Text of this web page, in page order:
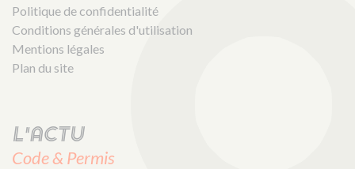
Politique de confidentialité
Conditions générales d'utilisation
Mentions légales
Plan du site
L'actu
Code & Permis